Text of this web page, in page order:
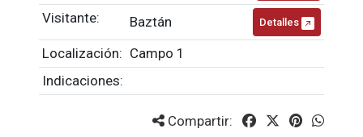
Visitante: Baztán Detalles
Localización: Campo 1
Indicaciones:
Compartir: